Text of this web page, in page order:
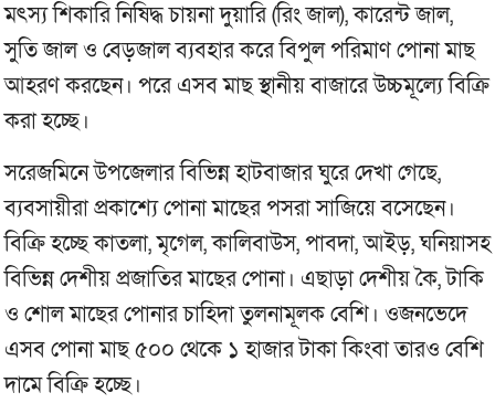
মৎস্য শিকারি নিষিদ্ধ চায়না দুয়ারি (রিং জাল), কারেন্ট জাল,
সুতি জাল ও বেড়জাল ব্যবহার করে বিপুল পরিমাণ পোনা মাছ
আহরণ করছেন। পরে এসব মাছ স্থানীয় বাজারে উচ্চমূল্যে বিক্রি
করা হচ্ছে।
সরেজমিনে উপজেলার বিভিন্ন হাটবাজার ঘুরে দেখা গেছে,
ব্যবসায়ীরা প্রকাশ্যে পোনা মাছের পসরা সাজিয়ে বসেছেন।
বিক্রি হচ্ছে কাতলা, মৃগেল, কালিবাউস, পাবদা, আইড়, ঘনিয়াসহ
বিভিন্ন দেশীয় প্রজাতির মাছের পোনা। এছাড়া দেশীয় কৈ, টাকি
ও শোল মাছের পোনার চাহিদা তুলনামূলক বেশি। ওজনভেদে
এসব পোনা মাছ ৫০০ থেকে ১ হাজার টাকা কিংবা তারও বেশি
দামে বিক্রি হচ্ছে।